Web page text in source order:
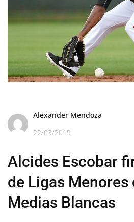
Alexander Mendoza
22/03/2019
Alcides Escobar
de Ligas Menores
Medias Blancas